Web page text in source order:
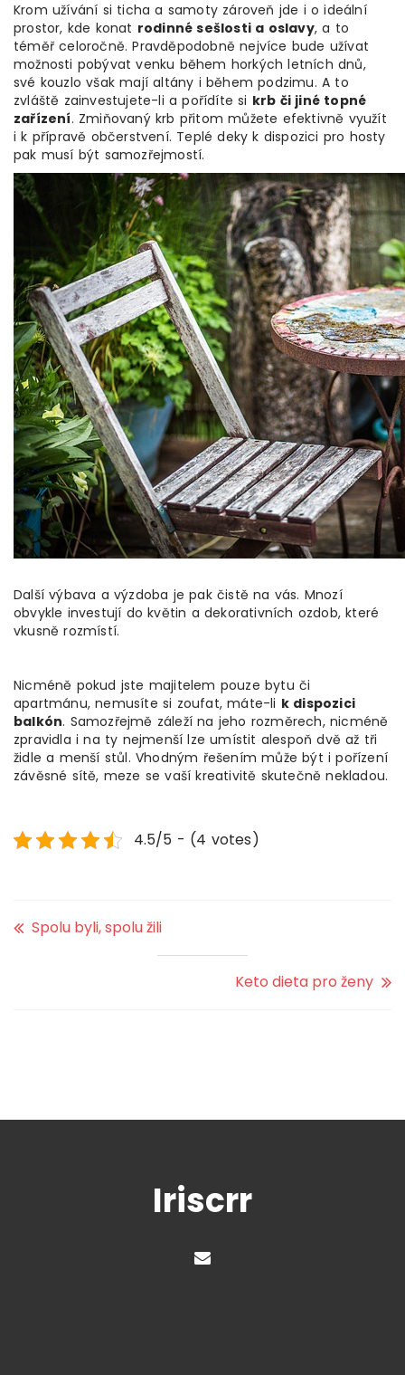
Krom užívání si ticha a samoty zároveň jde i o ideální
prostor, kde konat rodinné sešlosti a oslavy, a to
téměř celoročně. Pravděpodobně nejvíce bude užívat
možnosti pobývat venku během horkých letních dnů,
své kouzlo však mají altány i během podzimu. A to
zvláště zainvestujete-li a pořídíte si krb či jiné topné
zařízení. Zmiňovaný krb přitom můžete efektivně využít
i k přípravě občerstvení. Teplé deky k dispozici pro hosty
pak musí být samozřejmostí.
Další výbava a výzdoba je pak čistě na vás. Mnozí
obvykle investují do květin a dekorativních ozdob, které
vkusně rozmístí.
Nicméně pokud jste majitelem pouze bytu či
apartmánu, nemusíte si zoufat, máte-li k dispozici
balkón. Samozřejmě záleží na jeho rozměrech, nicméně
zpravidla i na ty nejmenší lze umístit alespoň dvě až tři
židle a menší stůl. Vhodným řešením může být i pořízení
závěsné sítě, meze se vaší kreativitě skutečně nekladou.
4.5/5 - (4 votes)
Spolu byli, spolu žili
Keto dieta pro ženy
Iriscrr